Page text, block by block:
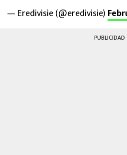
— Eredivisie (@eredivisie)
PUBLICIDAD